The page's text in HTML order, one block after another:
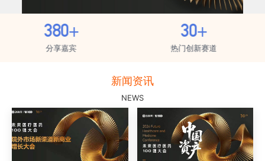
30+
热门创新赛道
2000+
国内外投资机构
新闻资讯
NEWS